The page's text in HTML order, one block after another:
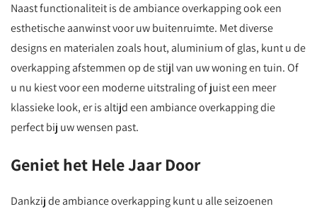
Naast functionaliteit is de ambiance overkapping ook een
esthetische aanwinst voor uw buitenruimte. Met diverse
designs en materialen zoals hout, aluminium of glas, kunt u de
overkapping afstemmen op de stijl van uw woning en tuin. Of
u nu kiest voor een moderne uitstraling of juist een meer
klassieke look, er is altijd een ambiance overkapping die
perfect bij uw wensen past.
Geniet het Hele Jaar Door
Dankzij de ambiance overkapping kunt u alle seizoenen